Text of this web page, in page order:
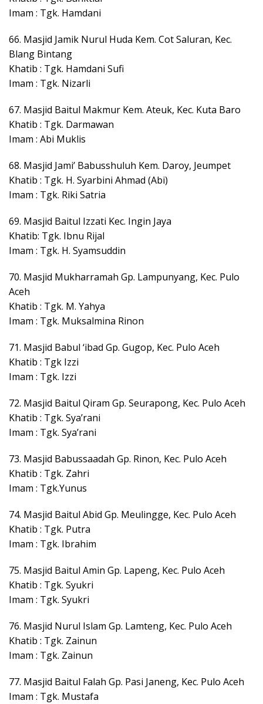
Imam : Tgk. Hamdani
66. Masjid Jamik Nurul Huda Kem. Cot Saluran, Kec.
Blang Bintang
Khatib : Tgk. Hamdani Sufi
Imam : Tgk. Nizarli
67. Masjid Baitul Makmur Kem. Ateuk, Kec. Kuta Baro
Khatib : Tgk. Darmawan
Imam : Abi Muklis
68. Masjid Jami’ Babusshuluh Kem. Daroy, Jeumpet
Khatib : Tgk. H. Syarbini Ahmad (Abi)
Imam : Tgk. Riki Satria
69. Masjid Baitul Izzati Kec. Ingin Jaya
Khatib: Tgk. Ibnu Rijal
Imam : Tgk. H. Syamsuddin
70. Masjid Mukharramah Gp. Lampunyang, Kec. Pulo
Aceh
Khatib : Tgk. M. Yahya
Imam : Tgk. Muksalmina Rinon
71. Masjid Babul ‘ibad Gp. Gugop, Kec. Pulo Aceh
Khatib : Tgk Izzi
Imam : Tgk. Izzi
72. Masjid Baitul Qiram Gp. Seurapong, Kec. Pulo Aceh
Khatib : Tgk. Sya’rani
Imam : Tgk. Sya’rani
73. Masjid Babussaadah Gp. Rinon, Kec. Pulo Aceh
Khatib : Tgk. Zahri
Imam : Tgk.Yunus
74. Masjid Baitul Abid Gp. Meulingge, Kec. Pulo Aceh
Khatib : Tgk. Putra
Imam : Tgk. Ibrahim
75. Masjid Baitul Amin Gp. Lapeng, Kec. Pulo Aceh
Khatib : Tgk. Syukri
Imam : Tgk. Syukri
76. Masjid Nurul Islam Gp. Lamteng, Kec. Pulo Aceh
Khatib : Tgk. Zainun
Imam : Tgk. Zainun
77. Masjid Baitul Falah Gp. Pasi Janeng, Kec. Pulo Aceh
Imam : Tgk. Mustafa